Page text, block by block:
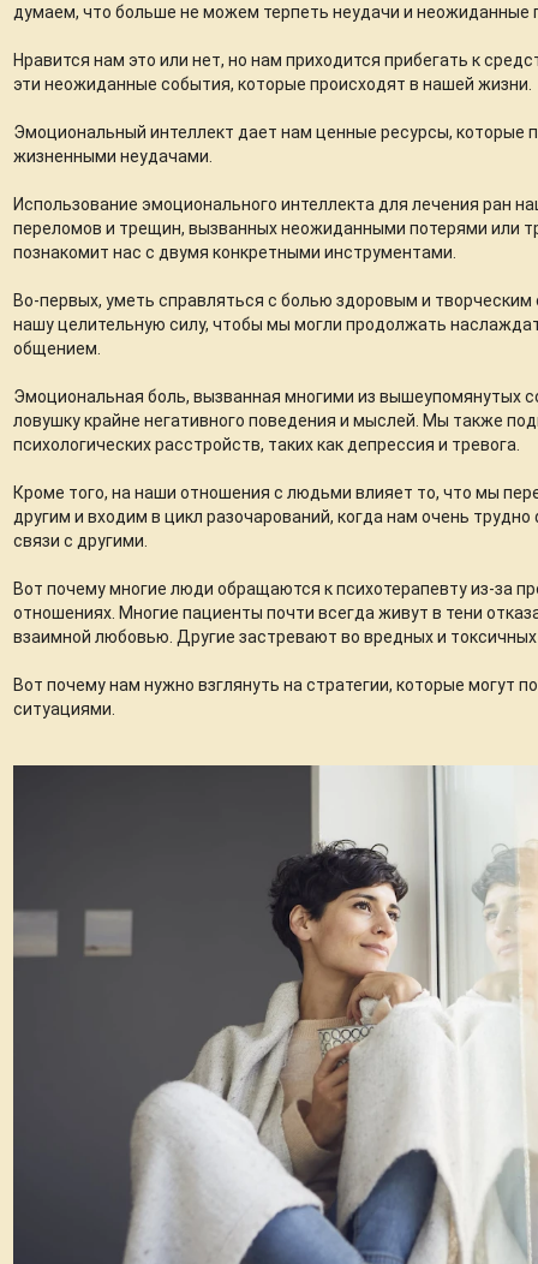
думаем, что больше не можем терпеть неудачи и неожиданные
Нравится нам это или нет, но нам приходится прибегать к
эти неожиданные события, которые происходят в нашей жизни.
Эмоциональный интеллект дает нам ценные ресурсы, которые
жизненными неудачами.
Использование эмоционального интеллекта для лечения ран
переломов и трещин, вызванных неожиданными потерями или
познакомит нас с двумя конкретными инструментами.
Во-первых, уметь справляться с болью здоровым и
нашу целительную силу, чтобы мы могли продолжать
общением.
Эмоциональная боль, вызванная многими из вышеупомянутых
ловушку крайне негативного поведения и мыслей. Мы также
психологических расстройств, таких как депрессия и тревога.
Кроме того, на наши отношения с людьми влияет то, что мы
другим и входим в цикл разочарований, когда нам очень
связи с другими.
Вот почему многие люди обращаются к психотерапевту из-за
отношениях. Многие пациенты почти всегда живут в тени
взаимной любовью. Другие застревают во вредных и
Вот почему нам нужно взглянуть на стратегии, которые могут
ситуациями.